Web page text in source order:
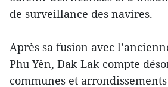
de surveillance des navires.
Après sa fusion avec
Phu Yên, Dak Lak compte
communes et